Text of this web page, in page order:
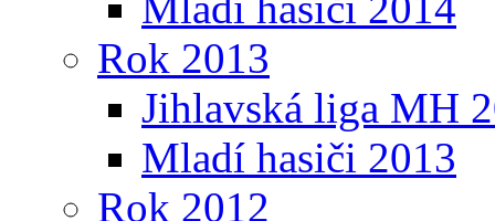
Rok 2013
Jihlavská liga MH
Mladí hasiči 2013
Rok 2012